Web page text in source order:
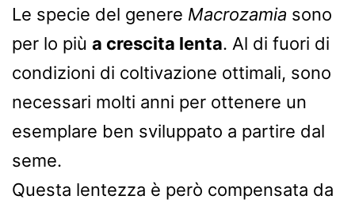
Le specie del genere Macrozamia sono
per lo più a crescita lenta. Al di fuori di
condizioni di coltivazione ottimali, sono
necessari molti anni per ottenere un
esemplare ben sviluppato a partire dal
seme.
Questa lentezza è però compensata da